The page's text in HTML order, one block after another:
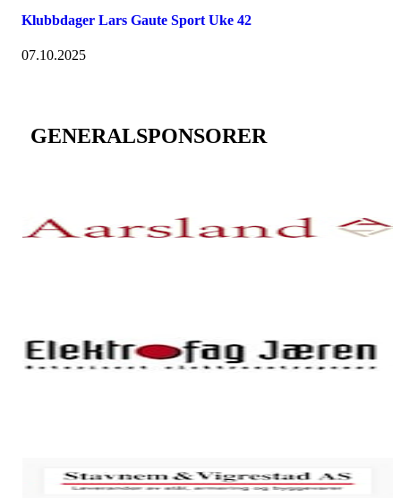
Klubbdager Lars Gaute Sport Uke 42
07.10.2025
GENERALSPONSORER